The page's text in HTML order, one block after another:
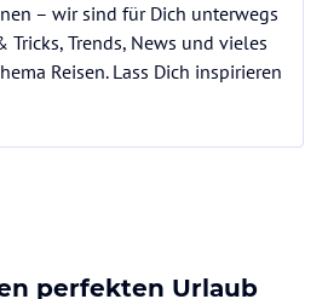
– wir sind für Dich unterwegs
Trends, News und vieles
Reisen. Lass Dich inspirieren
perfekten Urlaub